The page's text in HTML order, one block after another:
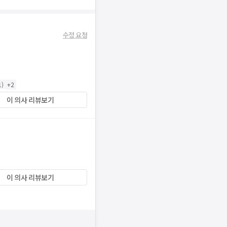
수정 요청
) +2
이 의사 리뷰보기
이 의사 리뷰보기